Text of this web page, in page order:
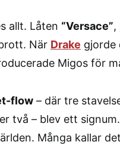
allt. Låten “Versace”,
När Drake gjorde
Migos för
flow – där tre
två – blev ett
Många kallar